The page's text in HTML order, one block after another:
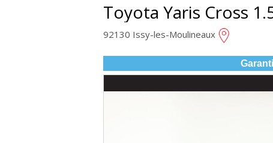
Toyota Yaris Cross
92130 Issy-les-Moulineaux